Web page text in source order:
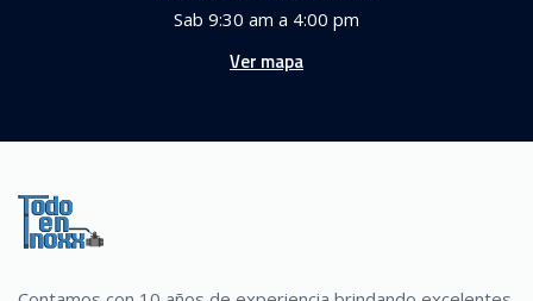
Sab 9:30 am a 4:00 pm
Ver mapa